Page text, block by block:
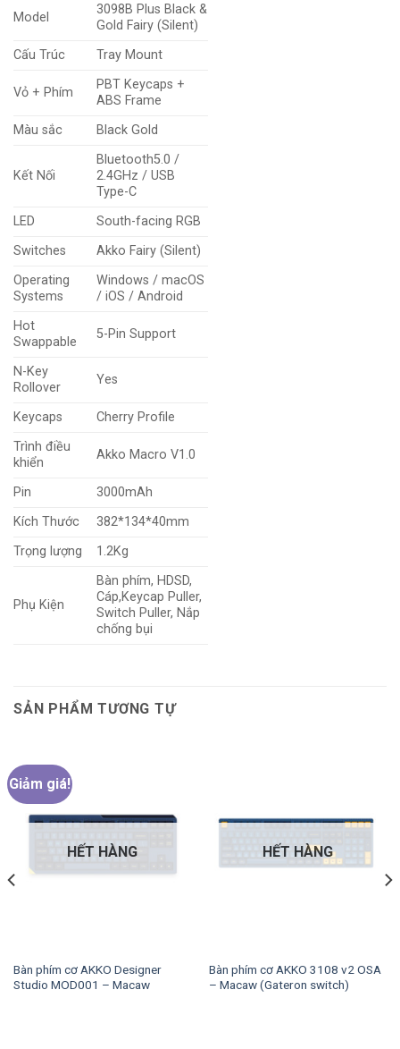
Model
3098B Plus Black &
Gold Fairy (Silent)
Cấu Trúc
Tray Mount
Vỏ + Phím
PBT Keycaps +
ABS Frame
Màu sắc
Black Gold
Kết Nối
Bluetooth5.0 /
2.4GHz / USB
Type-C
LED
South-facing RGB
Switches
Akko Fairy (Silent)
Operating
Systems
Windows / macOS
/ iOS / Android
Hot
Swappable
5-Pin Support
N-Key
Rollover
Yes
Keycaps
Cherry Profile
Trình điều
khiển
Akko Macro V1.0
Pin
3000mAh
Kích Thước
382*134*40mm
Trọng lượng
1.2Kg
Phụ Kiện
Bàn phím, HDSD,
Cáp,Keycap Puller,
Switch Puller, Nắp
chống bụi
SẢN PHẨM TƯƠNG TỰ
Giảm giá!
HẾT HÀNG
Bàn phím cơ AKKO Designer
Studio MOD001 – Macaw
HẾT HÀNG
Bàn phím cơ AKKO 3108 v2 OSA
– Macaw (Gateron switch)